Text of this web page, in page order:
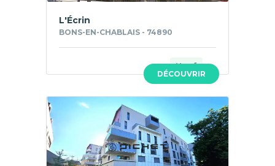
DÉCOUVRIR
L'Écrin
BONS-EN-CHABLAIS - 74890
Neuf